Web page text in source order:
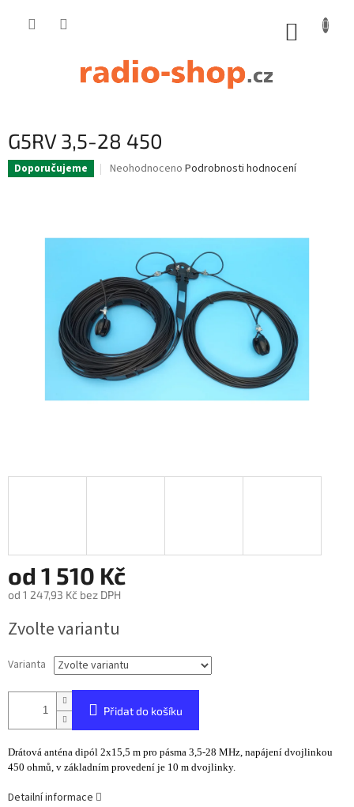
G5RV 3,5-28 450
Doporučujeme
Průměrné
z
hvězdiček.
Neohodnoceno Podrobnosti hodnocení
od 1 510 Kč
od 1 247,93 Kč bez DPH
cena:
Zvolte variantu
Varianta
Přidat do košíku
Drátová anténa dipól 2x15,5 m pro pásma 3,5-28 MHz, napájení dvojlinkou
450 ohmů, v základním provedení je 10 m dvojlinky.
Detailní informace